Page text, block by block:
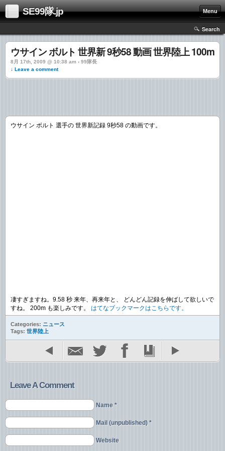
SE99隊.jp Menu
Search
ウサイン ボルト 世界新 9秒58 動画 世界陸上 100m
8月 17th, 2009 @ 10:38 am › 99隊長
↓ Leave a comment
ウサイン ボルト 選手の 世界新記録 9秒58 の動画です。
凄すぎますね。9.58 秒 来年、再来年と、 どんどん記録を伸ばして欲しいで
すね。 200m も楽しみです。 はてなブックマークはこちらです。
Categories: ニュース
Tags: 世界陸上
Leave A Comment
Name *
Mail (unpublished) *
Website